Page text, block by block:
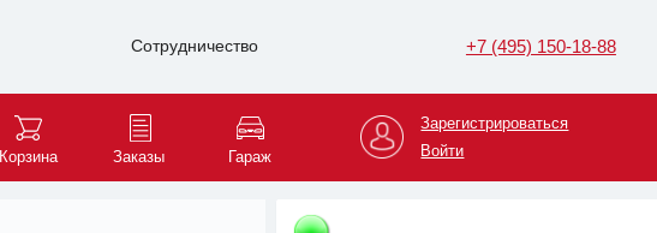
Сотрудничество +7 (495) 150-18-88
Корзина Заказы Гараж
Зарегистрироваться
Войти
Opel Astra(XWF0AH*****)
Ответ менеджера:
GENERAL MOTORS 55355578